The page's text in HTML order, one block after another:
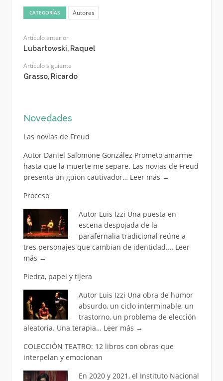
CATEGORÍAS Autores
Artículo anterior
Lubartowski, Raquel
Artículo siguiente
Grasso, Ricardo
Novedades
Las novias de Freud
Autor Daniel Salomone González Prometo amarme
hasta que la muerte me separe. Las novias de Freud
presenta un guion cautivador… Leer más →
Proceso
Autor Luis Izzi Una puesta en
escena despojada de la
parafernalia tradicional reúne a
tres personajes que cambian de identidad.… Leer
más →
Piedra, papel y tijera
Autor Luis Izzi Una obra de humor
absurdo, un ciclo interminable, un
trastorno, un problema de elección
aleatoria. Una terapia… Leer más →
COLECCIÓN TEATRO: 12 libros con obras que
interpelan y emocionan
En 2020 y 2021, el Instituto Nacional